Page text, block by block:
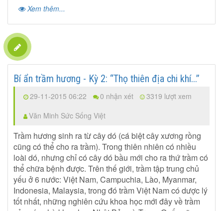
Xem thêm...
Bí ẩn trầm hương - Kỳ 2: “Thọ thiên địa chi khí...”
29-11-2015 06:22 0 nhận xét
3319 lượt xem
Văn Minh Sức Sống Việt
Trầm hương sinh ra từ cây dó (cá biệt cây xương rồng
cũng có thể cho ra trầm). Trong thiên nhiên có nhiều
loài dó, nhưng chỉ có cây dó bầu mới cho ra thứ trầm có
thể chữa bệnh được. Trên thế giới, trầm tập trung chủ
yếu ở 6 nước: Việt Nam, Campuchia, Lào, Myanmar,
Indonesia, Malaysia, trong đó trầm Việt Nam có dược lý
tốt nhất, những nghiên cứu khoa học mới đây về trầm